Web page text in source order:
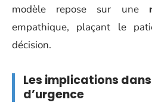
modèle repose sur une
empathique, plaçant le
décision.
Les implications
d’urgence